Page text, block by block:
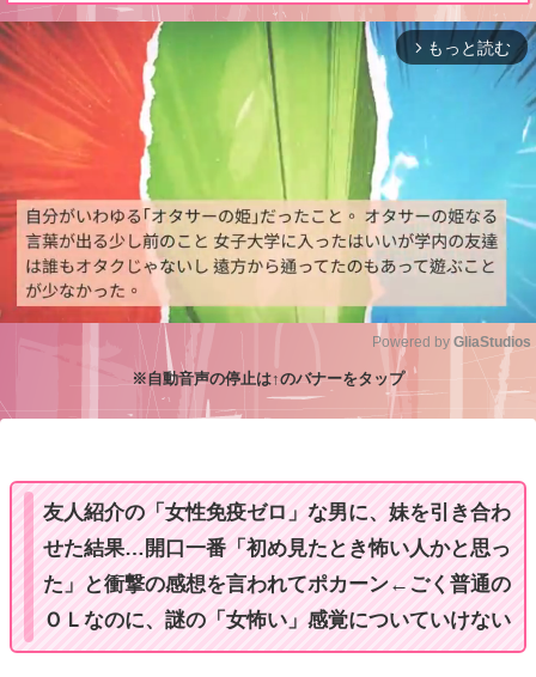
arrow_forward_ios もっと読む
Powered by GliaStudios
※自動音声の停止は↑のバナーをタップ
友人紹介の「女性免疫ゼロ」な男に、妹を引き合わ
せた結果…開口一番「初め見たとき怖い人かと思っ
た」と衝撃の感想を言われてポカーン←ごく普通の
ＯＬなのに、謎の「女怖い」感覚についていけない